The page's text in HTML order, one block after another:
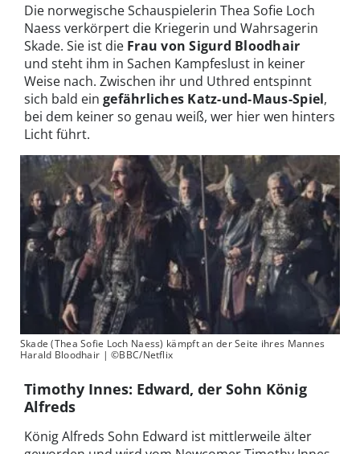
Die norwegische Schauspielerin Thea Sofie Loch
Naess verkörpert die Kriegerin und Wahrsagerin
Skade. Sie ist die Frau von Sigurd Bloodhair
und steht ihm in Sachen Kampfeslust in keiner
Weise nach. Zwischen ihr und Uthred entspinnt
sich bald ein gefährliches Katz-und-Maus-Spiel,
bei dem keiner so genau weiß, wer hier wen hinters
Licht führt.
Skade (Thea Sofie Loch Naess) kämpft an der Seite ihres Mannes
Harald Bloodhair | ©BBC/Netflix
Timothy Innes: Edward, der Sohn König
Alfreds
König Alfreds Sohn Edward ist mittlerweile älter